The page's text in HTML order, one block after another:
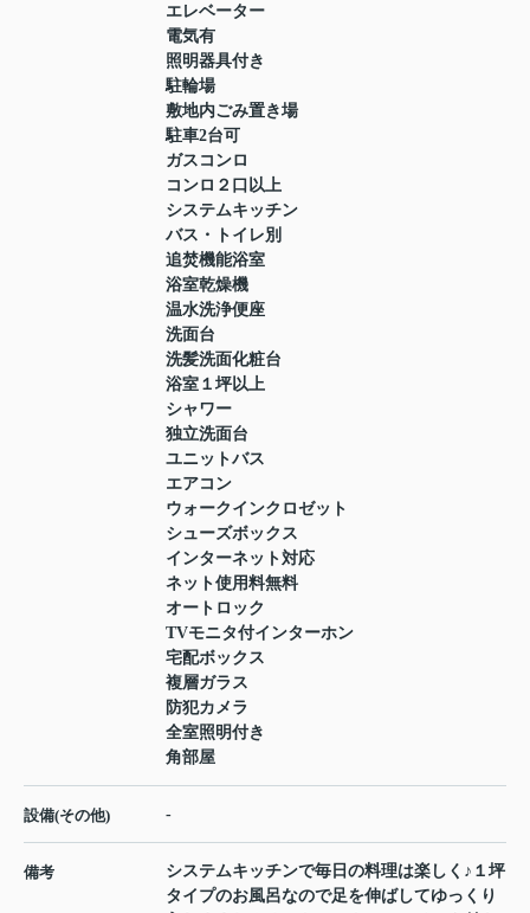
エレベーター
電気有
照明器具付き
駐輪場
敷地内ごみ置き場
駐車2台可
ガスコンロ
コンロ２口以上
システムキッチン
バス・トイレ別
追焚機能浴室
浴室乾燥機
温水洗浄便座
洗面台
洗髪洗面化粧台
浴室１坪以上
シャワー
独立洗面台
ユニットバス
エアコン
ウォークインクロゼット
シューズボックス
インターネット対応
ネット使用料無料
オートロック
TVモニタ付インターホン
宅配ボックス
複層ガラス
防犯カメラ
全室照明付き
角部屋
設備(その他) -
備考
システムキッチンで毎日の料理は楽しく♪１坪
タイプのお風呂なので足を伸ばしてゆっくり